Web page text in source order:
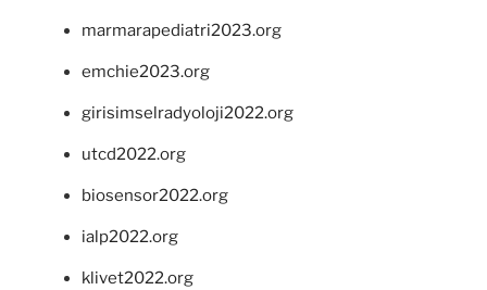
marmarapediatri2023.org
emchie2023.org
girisimselradyoloji2022.org
utcd2022.org
biosensor2022.org
ialp2022.org
klivet2022.org